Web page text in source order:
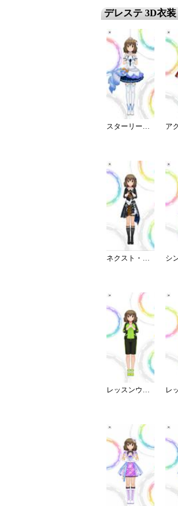
デレステ 3D衣装